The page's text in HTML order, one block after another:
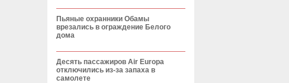
Пьяные охранники Обамы
врезались в ограждение Белого
дома
Десять пассажиров Air Europa
отключились из-за запаха в
самолете